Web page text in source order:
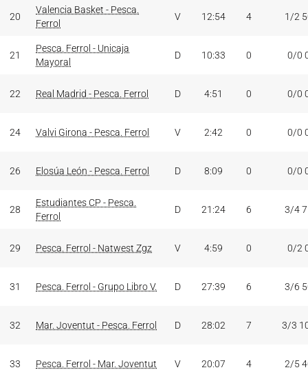
20
Valencia Basket - Pesca.
Ferrol
V 12:54 4 1/2
21
Pesca. Ferrol - Unicaja
Mayoral
D 10:33 0 0/0
22 Real Madrid - Pesca. Ferrol D 4:51 0 0/0
24 Valvi Girona - Pesca. Ferrol V 2:42 0 0/0
26 Elosúa León - Pesca. Ferrol D 8:09 0 0/0
28
Estudiantes CP - Pesca.
Ferrol
D 21:24 6 3/4
29 Pesca. Ferrol - Natwest Zgz V 4:59 0 0/2
31 Pesca. Ferrol - Grupo Libro V. D 27:39 6 3/6
32 Mar. Joventut - Pesca. Ferrol D 28:02 7 3/3
33 Pesca. Ferrol - Mar. Joventut V 20:07 4 2/5